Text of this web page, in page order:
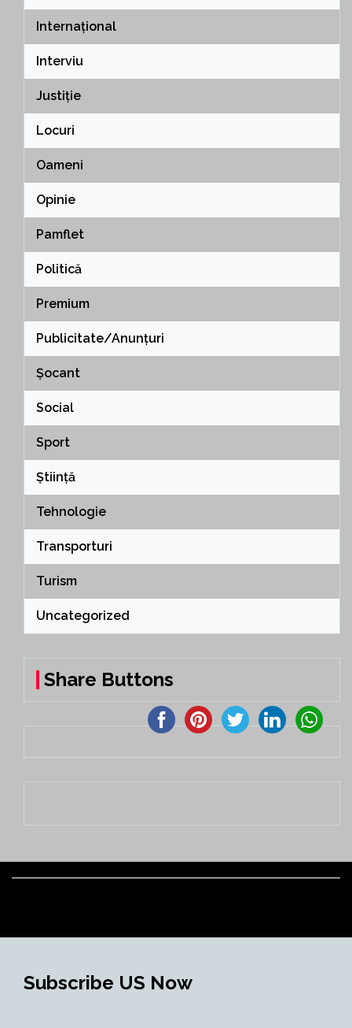
Internațional
Interviu
Justiție
Locuri
Oameni
Opinie
Pamflet
Politică
Premium
Publicitate/Anunțuri
Șocant
Social
Sport
Știință
Tehnologie
Transporturi
Turism
Uncategorized
Share Buttons
Subscribe US Now